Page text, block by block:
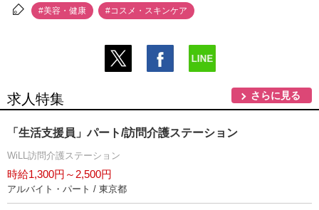
#美容・健康 #コスメ・スキンケア
求人特集 さらに見る
「生活支援員」パート/訪問介護ステーション
WiLL訪問介護ステーション
時給1,300円～2,500円
アルバイト・パート / 東京都